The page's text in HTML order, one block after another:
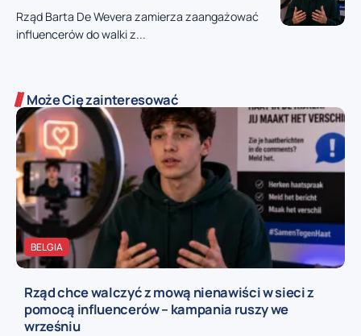
Rząd Barta De Wevera zamierza zaangażować
influencerów do walki z...
Może Cię zainteresować
BELGIA
Rząd chce walczyć z mową nienawiści w sieci z
pomocą influencerów – kampania ruszy we
wrześniu